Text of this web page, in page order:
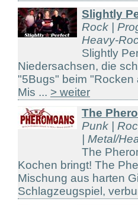
Slightly
Rock |
Heavy-
Slightly
Niedersachsen, die
"5Bugs" beim "Rocken
Mis ... > weiter
The
Punk |
| Metal/
The
Kochen bringt! The
Mischung aus harten
Schlagzeugspiel,